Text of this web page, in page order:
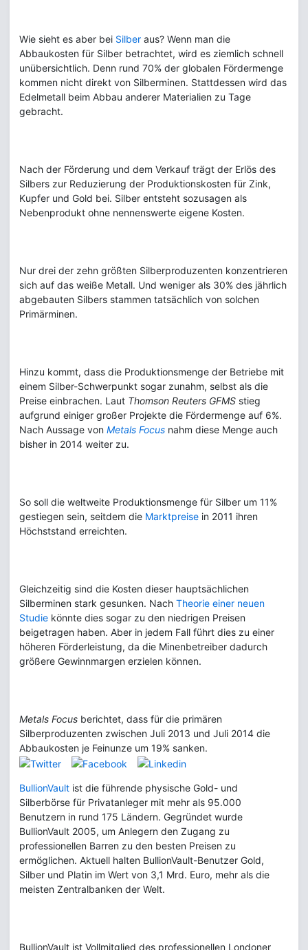
Wie sieht es aber bei Silber aus? Wenn man die
Abbaukosten für Silber betrachtet, wird es ziemlich schnell
unübersichtlich. Denn rund 70% der globalen Fördermenge
kommen nicht direkt von Silberminen. Stattdessen wird das
Edelmetall beim Abbau anderer Materialien zu Tage
gebracht.
Nach der Förderung und dem Verkauf trägt der Erlös des
Silbers zur Reduzierung der Produktionskosten für Zink,
Kupfer und Gold bei. Silber entsteht sozusagen als
Nebenprodukt ohne nennenswerte eigene Kosten.
Nur drei der zehn größten Silberproduzenten konzentrieren
sich auf das weiße Metall. Und weniger als 30% des jährlich
abgebauten Silbers stammen tatsächlich von solchen
Primärminen.
Hinzu kommt, dass die Produktionsmenge der Betriebe mit
einem Silber-Schwerpunkt sogar zunahm, selbst als die
Preise einbrachen. Laut Thomson Reuters GFMS stieg
aufgrund einiger großer Projekte die Fördermenge auf 6%.
Nach Aussage von Metals Focus nahm diese Menge auch
bisher in 2014 weiter zu.
So soll die weltweite Produktionsmenge für Silber um 11%
gestiegen sein, seitdem die Marktpreise in 2011 ihren
Höchststand erreichten.
Gleichzeitig sind die Kosten dieser hauptsächlichen
Silberminen stark gesunken. Nach Theorie einer neuen
Studie könnte dies sogar zu den niedrigen Preisen
beigetragen haben. Aber in jedem Fall führt dies zu einer
höheren Förderleistung, da die Minenbetreiber dadurch
größere Gewinnmargen erzielen können.
Metals Focus berichtet, dass für die primären
Silberproduzenten zwischen Juli 2013 und Juli 2014 die
Abbaukosten je Feinunze um 19% sanken.
BullionVault ist die führende physische Gold- und
Silberbörse für Privatanleger mit mehr als 95.000
Benutzern in rund 175 Ländern. Gegründet wurde
BullionVault 2005, um Anlegern den Zugang zu
professionellen Barren zu den besten Preisen zu
ermöglichen. Aktuell halten BullionVault-Benutzer Gold,
Silber und Platin im Wert von 3,1 Mrd. Euro, mehr als die
meisten Zentralbanken der Welt.
BullionVault ist Vollmitglied des professionellen Londoner